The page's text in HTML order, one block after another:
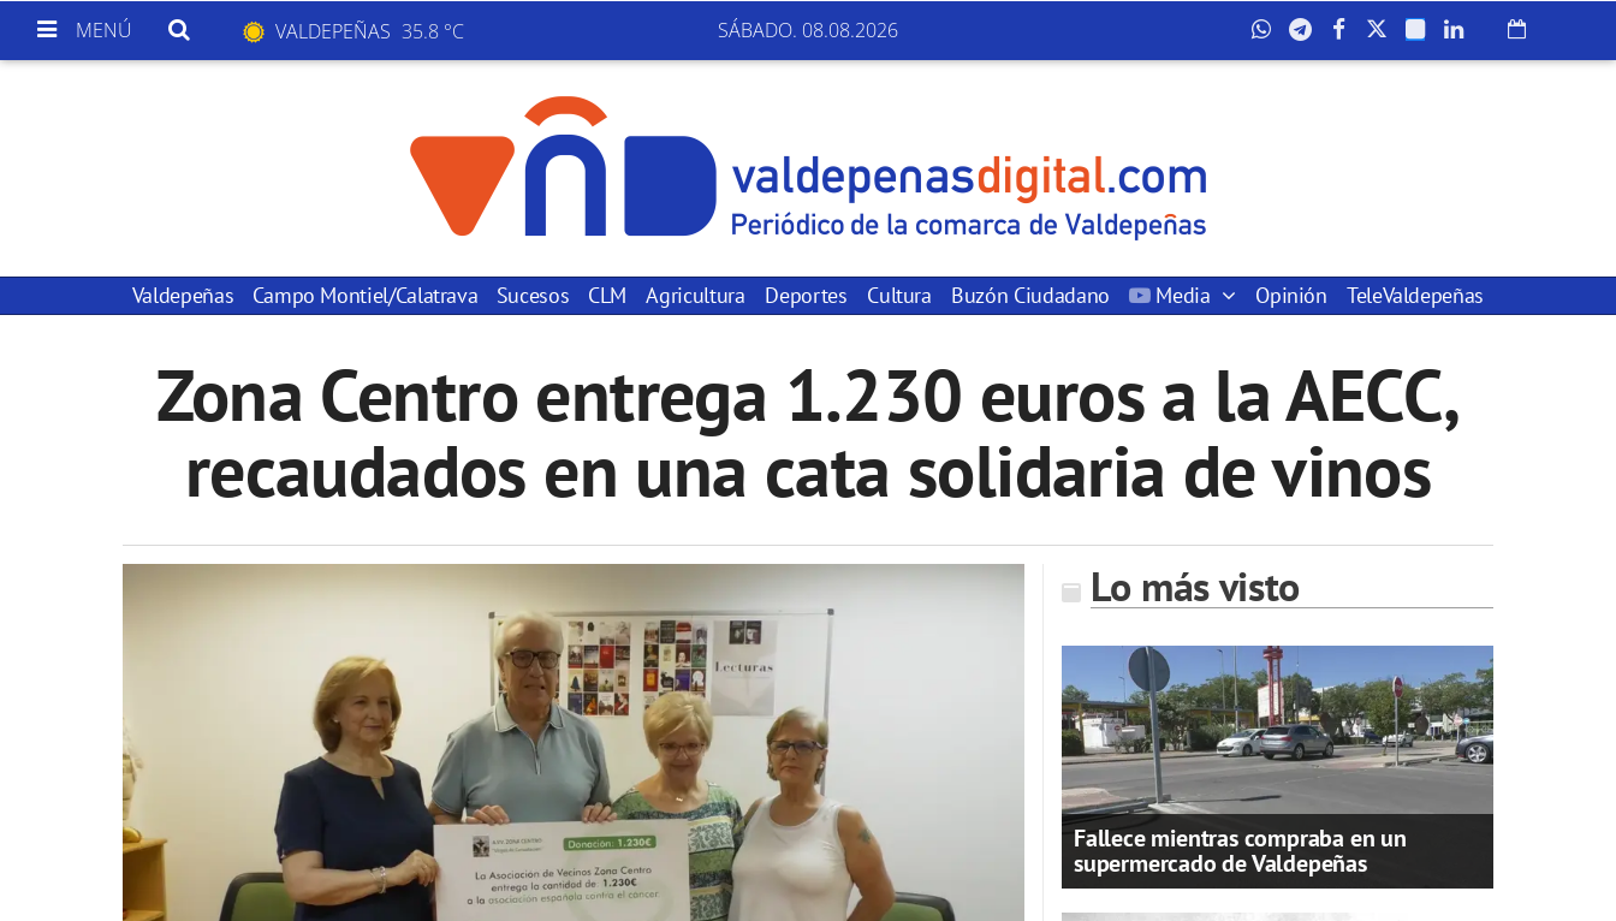
MENÚ VALDEPEÑAS 35.8 °C SÁBADO. 08.08.2026
Valdepeñas Campo Montiel/Calatrava Sucesos CLM Agricultura Deportes Cultura Buzón Ciudadano Media Opinión TeleValdepeñas
Zona Centro entrega 1.230 euros a la AECC,
recaudados en una cata solidaria de vinos
Lo más visto
Fallece mientras compraba en un
supermercado de Valdepeñas